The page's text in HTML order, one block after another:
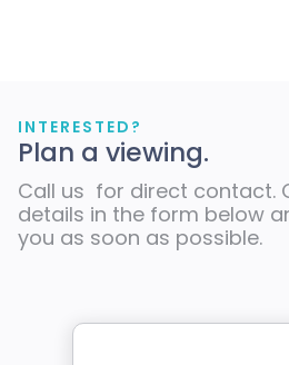
INTERESTED?
Plan a viewing.
Call us for direct contact.
details in the form below
you as soon as possible.